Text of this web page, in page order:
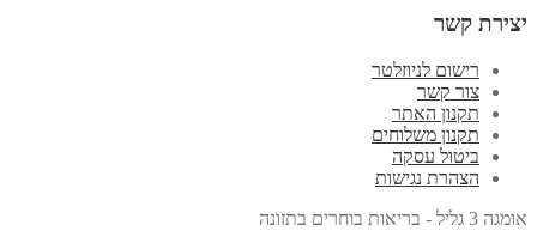
יצירת קשר
רישום לניוזלטר
צור קשר
תקנון האתר
תקנון משלוחים
ביטול עסקה
הצהרת נגישות
אומגה 3 גליל - בריאות בוחרים בתזונה